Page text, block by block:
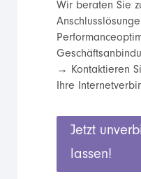
Wir beraten Sie
→ Kontaktieren
Ihre
Jetzt
lassen!